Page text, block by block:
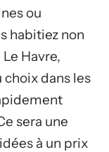
ou
habitiez non
Havre,
choix dans les
sera une
à un prix